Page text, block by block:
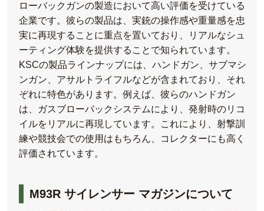
ローバックガンの製造において高い評価を受けている
企業です。彼らの製品は、実銃の操作感や重量感を忠
実に再現することに重点を置いており、リアルなシュ
ーティング体験を提供することで知られています。
KSCの製品ラインナップには、ハンドガン、サブマシ
ンガン、アサルトライフルなどが含まれており、それ
ぞれに特色があります。例えば、彼らのハンドガン
は、ガスブローバックシステムにより、発射時のリコ
イルをリアルに再現しています。これにより、射撃訓
練や競技会での使用はもちろん、コレクターにも高く
評価されています。
M93R サイレンサー マガジンについて